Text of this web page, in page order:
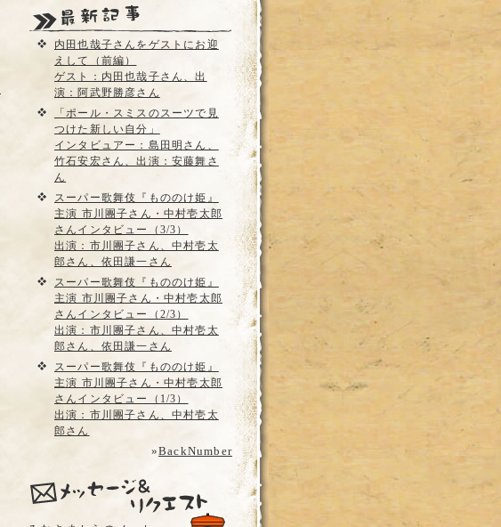
内田也哉子さんをゲストにお迎
えして（前編）
ゲスト：内田也哉子さん、出
演：阿武野勝彦さん
「ポール・スミスのスーツで見
つけた新しい自分」
インタビュアー：島田明さん、
竹石安宏さん、出演：安藤舞さ
ん
スーパー歌舞伎『もののけ姫』
主演 市川團子さん・中村壱太郎
さんインタビュー（3/3）
出演：市川團子さん、中村壱太
郎さん、依田謙一さん
スーパー歌舞伎『もののけ姫』
主演 市川團子さん・中村壱太郎
さんインタビュー（2/3）
出演：市川團子さん、中村壱太
郎さん、依田謙一さん
スーパー歌舞伎『もののけ姫』
主演 市川團子さん・中村壱太郎
さんインタビュー（1/3）
出演：市川團子さん、中村壱太
郎さん
»BackNumber